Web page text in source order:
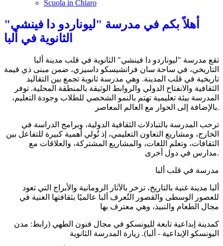
Scuola in Chiaro
أهلاً بكم في مدرسة "ليوناردو دا فينشي"
الثانوية في ألبا
تقع مدرسة "ليوناردو دا فينشي" الثانوية في قلب مدينة ألبا
التاريخي، في ساحة سان فرانشيسكو داسيزي، ضمن مبنى ذي قيمة
تاريخية في قلب المدينة. وهي مدرسة ثانوية تجمع بين التقاليد
الثقافية والانفتاح الدولي والروابط الوثيقة بالمنطقة المحلية. توفر
المدرسة بيئة تعليمية تهتم بالنمو الشخصي للطلاب وجودة التعليم،
بالإضافة إلى الحوار مع العالم المعاصر.
ترحب المدرسة بالتبادلات الثقافية الدولية، وبرامج الدراسة في
الخارج، ومشاريع التعاون التعليمي، إذ تُولي أهمية كبيرة للتفاعل بين
الثقافات، وتعلم اللغات، والمشاريع المشتركة، والعلاقات مع
مدارس في دول أخرى.
مدرسة في قلب ألبا
ألبا مدينة غنية بالتاريخ، تزخر بالآثار الرومانية والأبراج التي تعود
للعصور الوسطى والقصور التُعرف ألبا عالميًا بثقافتها الغنية في
مجال الطعام والنبيذ، وهي معترف بها
كمدينة إبداعية تابعة لليونسكو في مجال فنون الطهي (رابط: مدن
اليونسكو الإبداعية - ألبا). زيارة المدرسة الثانوية